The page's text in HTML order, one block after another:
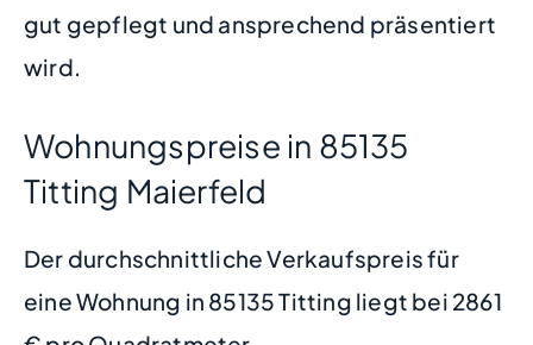
gut gepflegt und ansprechend präsentiert
wird.
Wohnungspreise in 85135
Titting Maierfeld
Der durchschnittliche Verkaufspreis für
eine Wohnung in 85135 Titting liegt bei 2861